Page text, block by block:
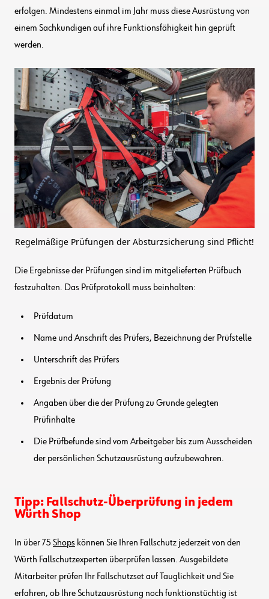
erfolgen. Mindestens einmal im Jahr muss diese Ausrüstung von
einem Sachkundigen auf ihre Funktionsfähigkeit hin geprüft
werden.
Regelmäßige Prüfungen der Absturzsicherung sind Pflicht!
Die Ergebnisse der Prüfungen sind im mitgelieferten Prüfbuch
festzuhalten. Das Prüfprotokoll muss beinhalten:
Prüfdatum
Name und Anschrift des Prüfers, Bezeichnung der Prüfstelle
Unterschrift des Prüfers
Ergebnis der Prüfung
Angaben über die der Prüfung zu Grunde gelegten
Prüfinhalte
Die Prüfbefunde sind vom Arbeitgeber bis zum Ausscheiden
der persönlichen Schutzausrüstung aufzubewahren.
Tipp: Fallschutz-Überprüfung in jedem
Würth Shop
In über 75Shops können Sie Ihren Fallschutz jederzeit von den
Würth Fallschutzexperten überprüfen lassen. Ausgebildete
Mitarbeiter prüfen Ihr Fallschutzset auf Tauglichkeit und Sie
erfahren, ob Ihre Schutzausrüstung noch funktionstüchtig ist